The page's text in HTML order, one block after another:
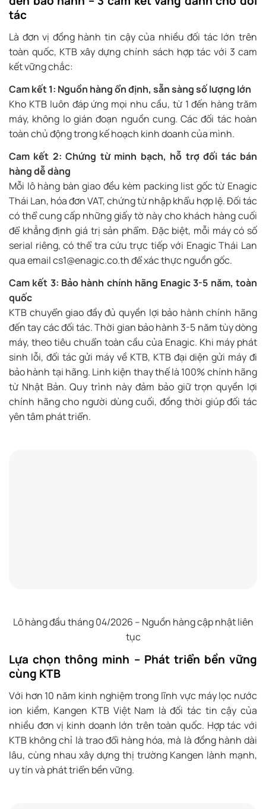
tác
Là đơn vị đồng hành tin cậy của nhiều đối tác lớn trên
toàn quốc, KTB xây dựng chính sách hợp tác với 3 cam
kết vững chắc:
Cam kết 1: Nguồn hàng ổn định, sẵn sàng số lượng lớn
Kho KTB luôn đáp ứng mọi nhu cầu, từ 1 đến hàng trăm
máy, không lo gián đoạn nguồn cung. Các đối tác hoàn
toàn chủ động trong kế hoạch kinh doanh của mình.
Cam kết 2: Chứng từ minh bạch, hỗ trợ đối tác bán
hàng dễ dàng
Mỗi lô hàng bàn giao đều kèm packing list gốc từ Enagic
Thái Lan, hóa đơn VAT, chứng từ nhập khẩu hợp lệ. Đối tác
có thể cung cấp những giấy tờ này cho khách hàng cuối
để khẳng định giá trị sản phẩm. Đặc biệt, mỗi máy có số
serial riêng, có thể tra cứu trực tiếp với Enagic Thái Lan
qua email cs1@enagic.co.th để xác thực nguồn gốc.
Cam kết 3: Bảo hành chính hãng Enagic 3-5 năm, toàn
quốc
KTB chuyển giao đầy đủ quyền lợi bảo hành chính hãng
đến tay các đối tác. Thời gian bảo hành 3-5 năm tùy dòng
máy, theo tiêu chuẩn toàn cầu của Enagic. Khi máy phát
sinh lỗi, đối tác gửi máy về KTB, KTB đại diện gửi máy đi
bảo hành tại hãng. Linh kiện thay thế là 100% chính hãng
từ Nhật Bản. Quy trình này đảm bảo giữ trọn quyền lợi
chính hãng cho người dùng cuối, đồng thời giúp đối tác
yên tâm phát triển.
Lô hàng đầu tháng 04/2026 – Nguồn hàng cập nhật liên
tục
Lựa chọn thông minh – Phát triển bền vững
cùng KTB
Với hơn 10 năm kinh nghiệm trong lĩnh vực máy lọc nước
ion kiềm, Kangen KTB Việt Nam là đối tác tin cậy của
nhiều đơn vị kinh doanh lớn trên toàn quốc. Hợp tác với
KTB không chỉ là trao đổi hàng hóa, mà là đồng hành dài
lâu, cùng nhau xây dựng thị trường Kangen lành mạnh,
uy tín và phát triển bền vững.